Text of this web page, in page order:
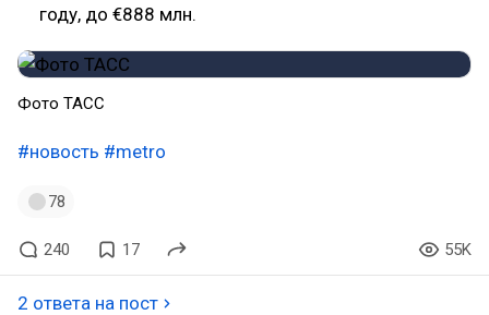
году, до €888 млн.
Фото ТАСС
#новость #metro
78
240 17 55K
2 ответа на пост